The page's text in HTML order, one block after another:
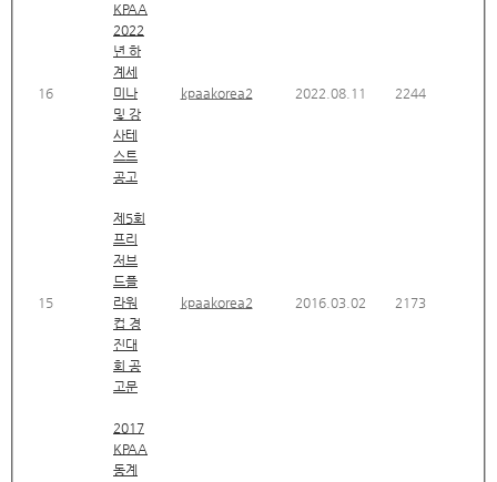
16
KPAA
2022
년 하
계세
미나
및 강
사테
스트
공고
kpaakorea2 2022.08.11 2244
15
제5회
프리
저브
드플
라워
컵 경
진대
회 공
고문
kpaakorea2 2016.03.02 2173
2017
KPAA
동계